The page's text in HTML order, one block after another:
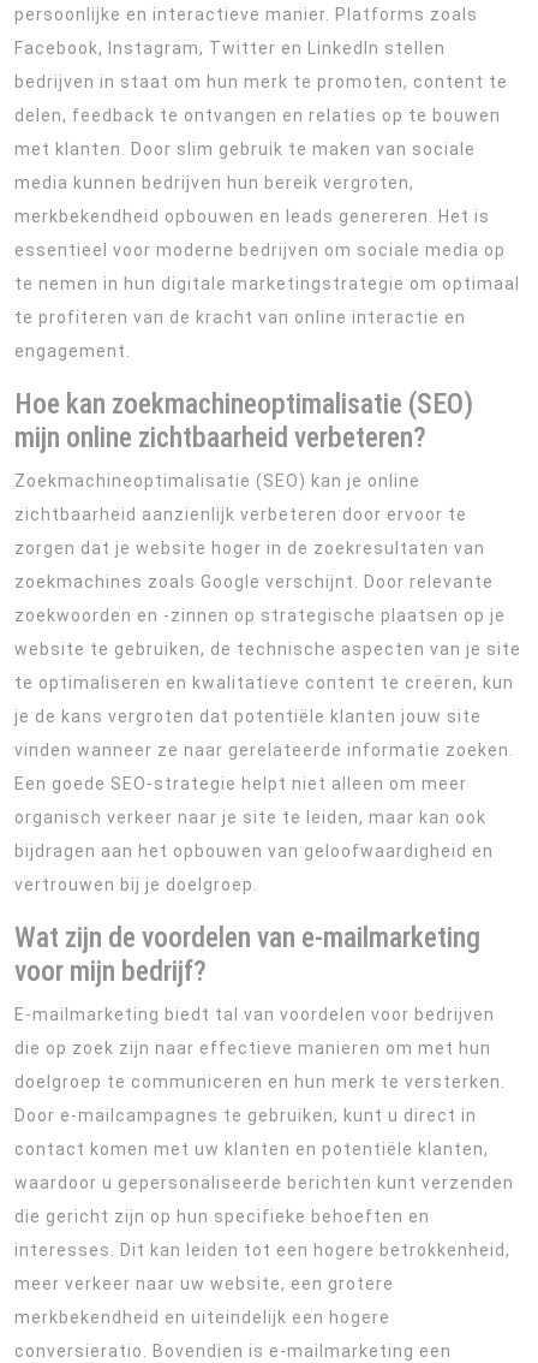
persoonlijke en interactieve manier. Platforms zoals
Facebook, Instagram, Twitter en LinkedIn stellen
bedrijven in staat om hun merk te promoten, content te
delen, feedback te ontvangen en relaties op te bouwen
met klanten. Door slim gebruik te maken van sociale
media kunnen bedrijven hun bereik vergroten,
merkbekendheid opbouwen en leads genereren. Het is
essentieel voor moderne bedrijven om sociale media op
te nemen in hun digitale marketingstrategie om optimaal
te profiteren van de kracht van online interactie en
engagement.
Hoe kan zoekmachineoptimalisatie (SEO)
mijn online zichtbaarheid verbeteren?
Zoekmachineoptimalisatie (SEO) kan je online
zichtbaarheid aanzienlijk verbeteren door ervoor te
zorgen dat je website hoger in de zoekresultaten van
zoekmachines zoals Google verschijnt. Door relevante
zoekwoorden en -zinnen op strategische plaatsen op je
website te gebruiken, de technische aspecten van je site
te optimaliseren en kwalitatieve content te creëren, kun
je de kans vergroten dat potentiële klanten jouw site
vinden wanneer ze naar gerelateerde informatie zoeken.
Een goede SEO-strategie helpt niet alleen om meer
organisch verkeer naar je site te leiden, maar kan ook
bijdragen aan het opbouwen van geloofwaardigheid en
vertrouwen bij je doelgroep.
Wat zijn de voordelen van e-mailmarketing
voor mijn bedrijf?
E-mailmarketing biedt tal van voordelen voor bedrijven
die op zoek zijn naar effectieve manieren om met hun
doelgroep te communiceren en hun merk te versterken.
Door e-mailcampagnes te gebruiken, kunt u direct in
contact komen met uw klanten en potentiële klanten,
waardoor u gepersonaliseerde berichten kunt verzenden
die gericht zijn op hun specifieke behoeften en
interesses. Dit kan leiden tot een hogere betrokkenheid,
meer verkeer naar uw website, een grotere
merkbekendheid en uiteindelijk een hogere
conversieratio. Bovendien is e-mailmarketing een